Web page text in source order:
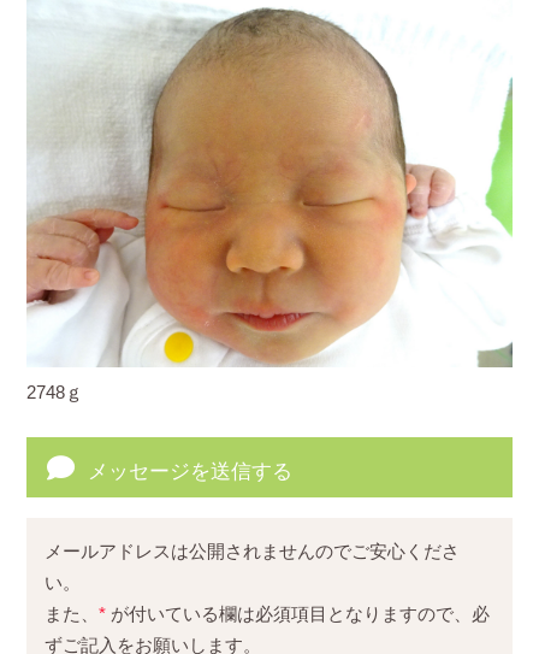
2748ｇ
メッセージを送信する
メールアドレスは公開されませんのでご安心くださ
い。
また、* が付いている欄は必須項目となりますので、必
ずご記入をお願いします。